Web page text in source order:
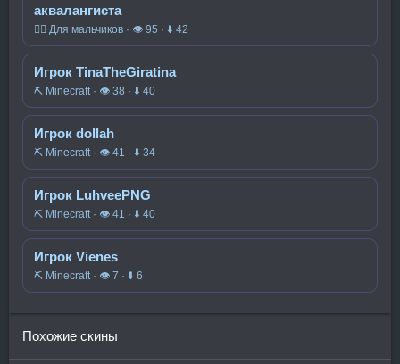
аквалангиста
🧍‍♂️ Для мальчиков · 👁 95 · ⬇ 42
Игрок TinaTheGiratina
⛏️ Minecraft · 👁 38 · ⬇ 40
Игрок dollah
⛏️ Minecraft · 👁 41 · ⬇ 34
Игрок LuhveePNG
⛏️ Minecraft · 👁 41 · ⬇ 40
Игрок Vienes
⛏️ Minecraft · 👁 7 · ⬇ 6
Похожие скины